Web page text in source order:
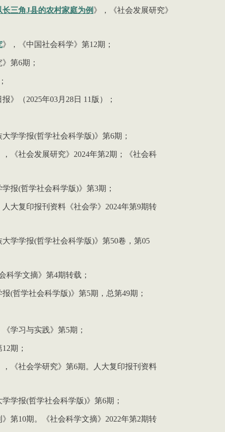
三角J县的农村家庭为例 》，《社会发展研究》
》，《中国社会科学》第12期；
》第6期；
报》（2025年03月 28日 11 版）；
大学学报(哲学社会科学版)》第6期；
，《社会发展研究》 2024年第2期；《社会科
学报(哲学社会科学版)》第3期；
人大复印报刊资料《社会学》 2024年第9期转
大学学报(哲学社会科学版)》第50卷，第05
科学文摘》第4期转载；
报(哲学社会科学版)》第5期，总第49期；
《学习与实践》第5期；
12期；
，《社会学研究》第6期。人大复印报刊资料
学学报(哲学社会科学版)》第6期；
》第10期。《社会科学文摘》 2022年第2期转